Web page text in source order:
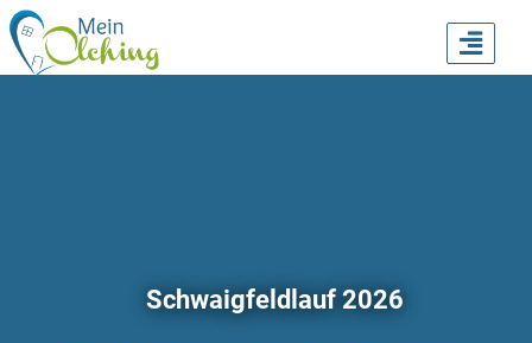
Schwaigfeldlauf 2026